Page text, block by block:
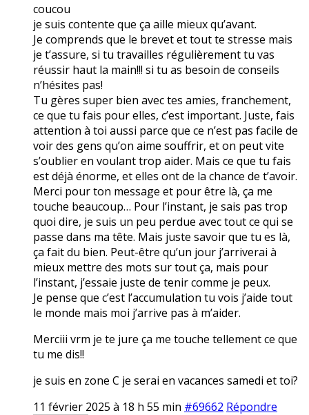
coucou
je suis contente que ça aille mieux qu’avant.
Je comprends que le brevet et tout te stresse mais
je t’assure, si tu travailles régulièrement tu vas
réussir haut la main!!! si tu as besoin de conseils
n’hésites pas!
Tu gères super bien avec tes amies, franchement,
ce que tu fais pour elles, c’est important. Juste, fais
attention à toi aussi parce que ce n’est pas facile de
voir des gens qu’on aime souffrir, et on peut vite
s’oublier en voulant trop aider. Mais ce que tu fais
est déjà énorme, et elles ont de la chance de t’avoir.
Merci pour ton message et pour être là, ça me
touche beaucoup… Pour l’instant, je sais pas trop
quoi dire, je suis un peu perdue avec tout ce qui se
passe dans ma tête. Mais juste savoir que tu es là,
ça fait du bien. Peut-être qu’un jour j’arriverai à
mieux mettre des mots sur tout ça, mais pour
l’instant, j’essaie juste de tenir comme je peux.
Je pense que c’est l’accumulation tu vois j’aide tout
le monde mais moi j’arrive pas à m’aider.
Merciii vrm je te jure ça me touche tellement ce que
tu me dis!!
je suis en zone C je serai en vacances samedi et toi?
11 février 2025 à 18 h 55 min #69662 Répondre